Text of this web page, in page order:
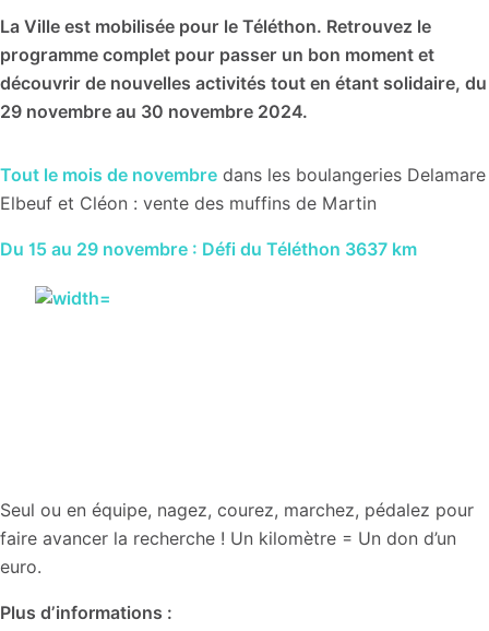
La Ville est mobilisée pour le Téléthon. Retrouvez le
programme complet pour passer un bon moment et
découvrir de nouvelles activités tout en étant solidaire, du
29 novembre au 30 novembre 2024.
Tout le mois de novembre dans les boulangeries Delamare
Elbeuf et Cléon : vente des muffins de Martin
Du 15 au 29 novembre : Défi du Téléthon 3637 km
Seul ou en équipe, nagez, courez, marchez, pédalez pour
faire avancer la recherche ! Un kilomètre = Un don d’un
euro.
Plus d’informations :